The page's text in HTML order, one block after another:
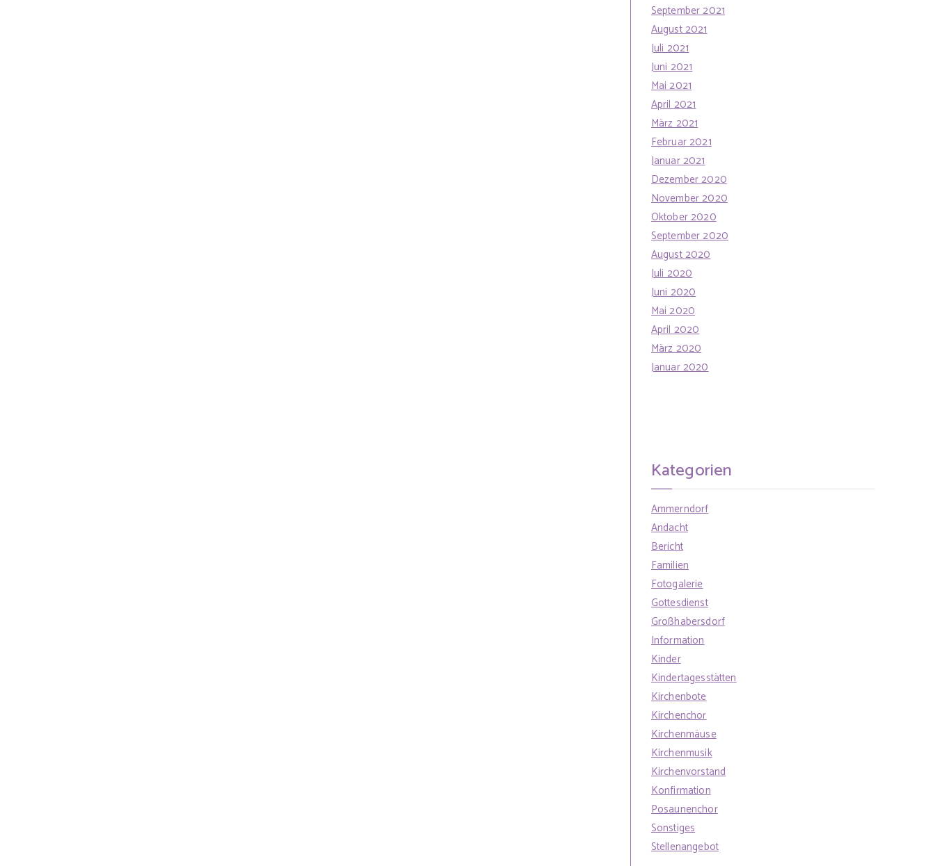
September 2021
August 2021
Juli 2021
Juni 2021
Mai 2021
April 2021
März 2021
Februar 2021
Januar 2021
Dezember 2020
November 2020
Oktober 2020
September 2020
August 2020
Juli 2020
Juni 2020
Mai 2020
April 2020
März 2020
Januar 2020
Kategorien
Ammerndorf
Andacht
Bericht
Familien
Fotogalerie
Gottesdienst
Großhabersdorf
Information
Kinder
Kindertagesstätten
Kirchenbote
Kirchenchor
Kirchenmäuse
Kirchenmusik
Kirchenvorstand
Konfirmation
Posaunenchor
Sonstiges
Stellenangebot